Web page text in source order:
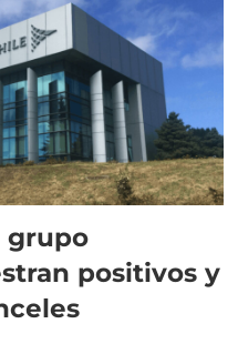
grupo
positivos y